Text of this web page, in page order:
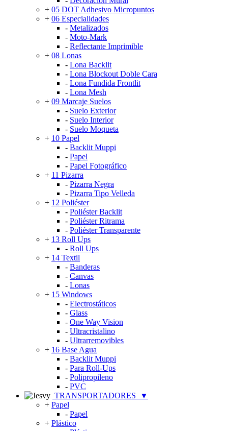
+ 05 DOT Adhesivo Micropuntos
+ 06 Especialidades
- Metalizados
- Moto-Mark
- Reflectante Imprimible
+ 08 Lonas
- Lona Backlit
- Lona Blockout Doble Cara
- Lona Fundida Frontlit
- Lona Mesh
+ 09 Marcaje Suelos
- Suelo Exterior
- Suelo Interior
- Suelo Moqueta
+ 10 Papel
- Backlit Muppi
- Papel
- Papel Fotográfico
+ 11 Pizarra
- Pizarra Negra
- Pizarra Tipo Velleda
+ 12 Poliéster
- Poliéster Backlit
- Poliéster Ritrama
- Poliéster Transparente
+ 13 Roll Ups
- Roll Ups
+ 14 Textil
- Banderas
- Canvas
- Lonas
+ 15 Windows
- Electrostáticos
- Glass
- One Way Vision
- Ultracristalino
- Ultrarremovibles
+ 16 Base Agua
- Backlit Muppi
- Para Roll-Ups
- Polipropileno
- PVC
TRANSPORTADORES
▼
+ Papel
- Papel
+ Plástico